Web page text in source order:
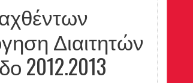
Διαιτητών
2012.2013